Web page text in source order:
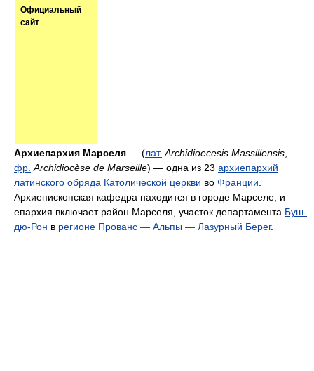
Официальный
сайт
Архиепархия Марселя — (лат. Archidioecesis Massiliensis
фр. Archidiocèse de Marseille) — одна из 23 архиепархий
латинского обряда Католической церкви во Франции
Архиепископская кафедра находится в городе Марселе, и
епархия включает район Марселя, участок департамента Буш-
дю-Рон в регионе Прованс — Альпы — Лазурный Берег.